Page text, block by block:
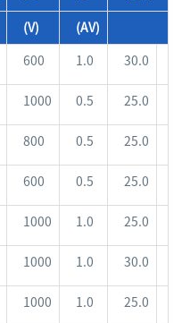
(V) (AV)
600 1.0 30.0
1000 0.5 25.0
800 0.5 25.0
600 0.5 25.0
1000 1.0 25.0
1000 1.0 30.0
1000 1.0 25.0